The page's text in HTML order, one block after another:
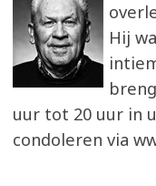
Hij
uur tot 20 uur in
condoleren via